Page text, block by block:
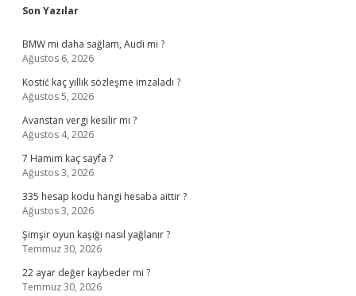
Sidebar
Son Yazılar
BMW mi daha sağlam, Audi mi ?
Ağustos 6, 2026
Kostić kaç yıllık sözleşme imzaladı ?
Ağustos 5, 2026
Avanstan vergi kesilir mi ?
Ağustos 4, 2026
7 Hamim kaç sayfa ?
Ağustos 3, 2026
335 hesap kodu hangi hesaba aittir ?
Ağustos 3, 2026
Şimşir oyun kaşığı nasıl yağlanır ?
Temmuz 30, 2026
22 ayar değer kaybeder mi ?
Temmuz 30, 2026